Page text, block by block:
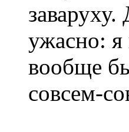
ужасно: я
вообще
совсем-